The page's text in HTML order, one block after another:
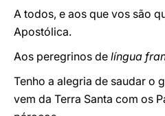
A todos, e aos que vos são
Apostólica.
Aos peregrinos de língua
Tenho a alegria de saudar o
vem da Terra Santa com os